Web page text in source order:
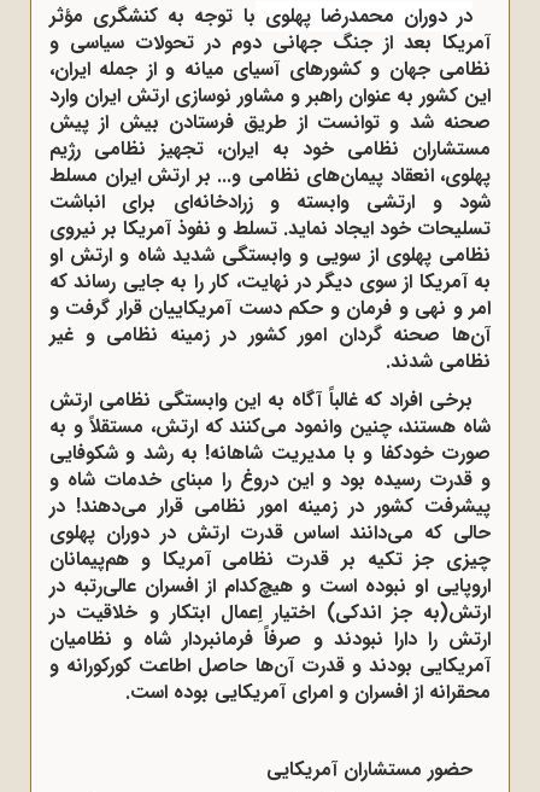
در دوران محمدرضا پهلوی با توجه به کنشگری مؤثر
آمریکا بعد از جنگ جهانی دوم در تحولات سیاسی و
نظامی جهان و کشورهای آسیای میانه و از جمله ایران،
این کشور به عنوان راهبر و مشاور نوسازی ارتش ایران وارد
صحنه شد و توانست از طریق فرستادن بیش از پیش
مستشاران نظامی خود به ایران، تجهیز نظامی رژیم
پهلوی، انعقاد پیمان‌های نظامی و... بر ارتش ایران مسلط
شود و ارتشی وابسته و زرادخانه‌ای برای انباشت
تسلیحات خود ایجاد نماید. تسلط و نفوذ آمریکا بر نیروی
نظامی پهلوی از سویی و وابستگی شدید شاه و ارتش او
به آمریکا از سوی دیگر در نهایت، کار را به جایی رساند که
امر و نهی و فرمان و حکم دست آمریکاییان قرار گرفت و
آن‌ها صحنه گردان امور کشور در زمینه نظامی و غیر
نظامی شدند.
برخی افراد که غالباً آگاه به این وابستگی نظامی ارتش
شاه هستند، چنین وانمود می‌کنند که ارتش، مستقلاً و به
صورت خودکفا و با مدیریت شاهانه! به رشد و شکوفایی
و قدرت رسیده بود و این دروغ را مبنای خدمات شاه و
پیشرفت کشور در زمینه امور نظامی قرار می‌دهند! در
حالی که می‌دانند اساس قدرت ارتش در دوران پهلوی
چیزی جز تکیه بر قدرت نظامی آمریکا و هم‌پیمانان
اروپایی او نبوده است و هیچ‌کدام از افسران عالی‌رتبه در
ارتش(به جز اندکی) اختیار اِعمال ابتکار و خلاقیت در
ارتش را دارا نبودند و صرفاً فرمانبردار شاه و نظامیان
آمریکایی بودند و قدرت آن‌ها حاصل اطاعت کورکورانه و
محقرانه از افسران و امرای آمریکایی بوده است.
حضور مستشاران آمریکایی